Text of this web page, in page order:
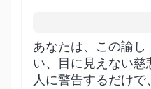
あなたは、この諭し
い、目に見えない慈
人に警告するだけ